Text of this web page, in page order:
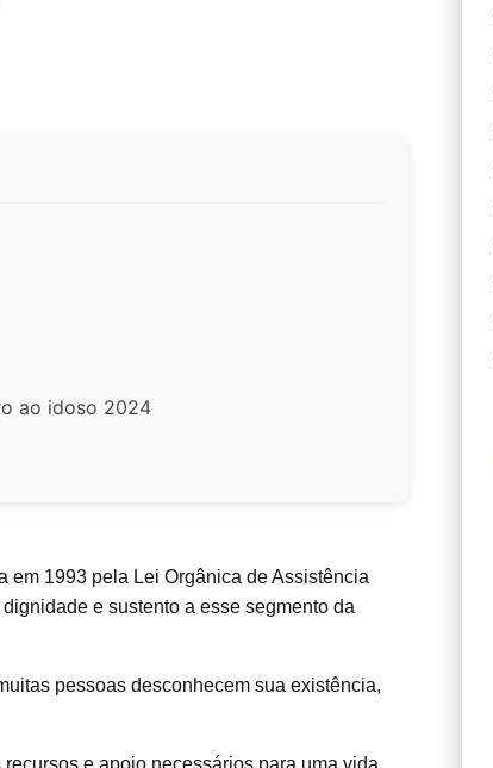
ao idoso 2024
em 1993 pela Lei Orgânica de Assistência
e sustento a esse segmento da
pessoas desconhecem sua existência,
e apoio necessários para uma vida